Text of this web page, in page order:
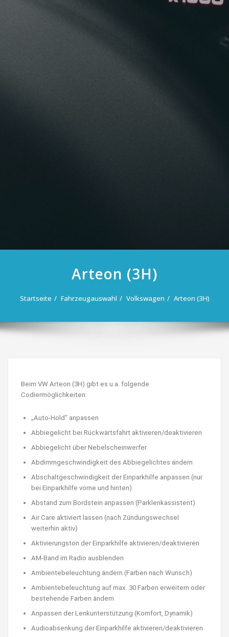
Arteon (3H)
Startseite Fahrzeugauswahl Volkswagen Arteon (3H)
Beim VW Arteon (3H) gibt es u.a. folgende
Codiermöglichkeiten:
„Auto-Hold“ anpassen
Abbiegelicht bei Rückwärtsfahrt aktivieren/deaktivieren
Abbiegelicht über Nebelscheinwerfer
Abdimmgeschwindigkeit des Abbiegelichtes ändern
Abschaltgeschwindigkeit der Einparkhilfe anpassen (nur
bei Einparkhilfe vorne und hinten)
Abstand zum Bordstein anpassen (Parklenkassistent)
Air Care aktiviert lassen (nach Zündungswechsel
weiterhin aktiv)
Aktivierungston der Einparkhilfe aktivieren/deaktivieren
AM-Band im Radio ausblenden
Ambientebeleuchtung ändern (Farben nach Wunsch)
Ambientebeleuchtung auf max. 30 Farben erweitern oder
bestehende Farben ändern
Anpassen der Lenkunterstützung (Komfort, Dynamik)
Audioabsenkung der Einparkhilfe aktivieren/deaktivieren